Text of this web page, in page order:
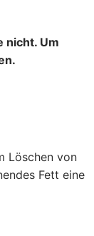
nicht. Um
Löschen von
Fett eine